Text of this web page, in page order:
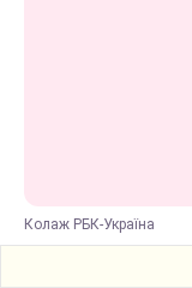
Колаж РБК-Україна